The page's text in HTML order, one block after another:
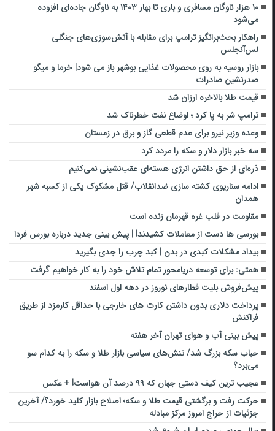
۱۰ هزار ناوگان مسافری و باری تا بهار ۱۴۰۳ به ناوگان جاده‌ای افزوده
می‌شود
راهکار بحث‌برانگیز ترامپ برای مقابله با آتش‌سوزی‌های جنگلی
لس‌آنجلس
بازار روسیه به روی محصولات غذایی بوشهر باز می شود| خرما و میگو
صدرنشین صادرات
قیمت طلا بالاخره ارزان شد
ترامپ شر به پا کرد ؛ اوضاع نفت خطرناک شد
وعده وزیر نیرو برای عدم قطعی گاز و برق در زمستان
سه خبر بازار دلار و سکه را مردد کرد
ذره‌ای از حق داشتن انرژی هسته‌ای عقب‌نشینی نمی‌کنیم
ادامه سناریوی کشته سازی ضدانقلاب/ قتل مشکوک یکی از کسبه شهر
همدان
مقاومت در قلب غره قهرمان زنده است
بورسی ها دست از معاملات کشیدند! | پیش بینی جدید درباره بورس فردا
بیداد مشکلات کبدی در بدن | کبد چرب را جدی بگیرید
همتی: برای توسعه دریامحور تمام تلاش خود را به کار خواهیم گرفت
پیش‌فروش بلیت قطارهای نوروز در دهه اول اسفند
پرداخت دلاری بدون داشتن کارت های خارجی با حداقل کارمزد از طریق
فراکنش
پیش بینی آب و هوای تهران آخر هفته
حباب سکه بزرگ شد/ تنش‌های سیاسی بازار طلا و سکه را به کدام سو
می‌برد؟
عجیب ترین کیف دستی جهان که ۹۹ درصد آن هواست! + عکس
حرکت رفت و برگشتی قیمت طلا و سکه؛ اصلاح بازار کلید خورد؟/ آخرین
جزئیات از حراج امروز مرکز مبادله